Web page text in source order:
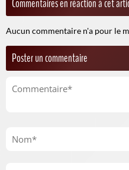
Commentaires en réaction à cet
Aucun commentaire n'a pour le
Poster un commentaire